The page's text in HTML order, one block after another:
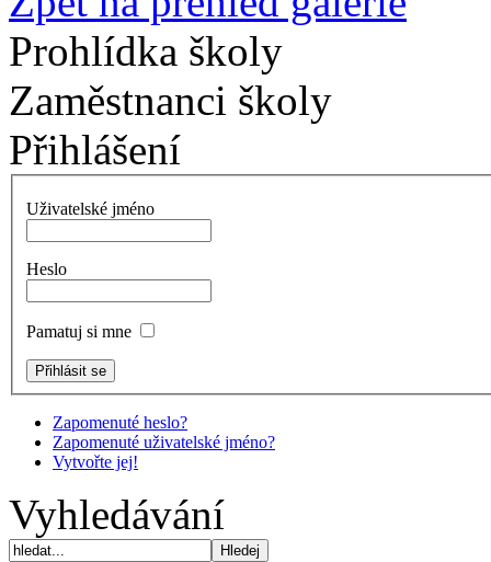
Prohlídka školy
Zaměstnanci školy
Přihlášení
Uživatelské jméno
Heslo
Pamatuj si mne
Zapomenuté heslo?
Zapomenuté uživatelské jméno?
Vytvořte jej!
Vyhledávání